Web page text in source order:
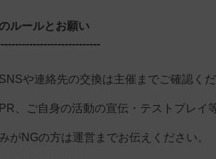
ルールとお願い
や連絡先の交換は主催までご確認く
、ご自身の活動の宣伝・テストプレイ
がNGの方は運営までお伝えください。